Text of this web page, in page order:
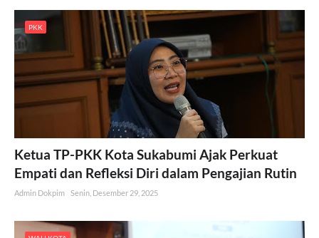
PKK
Ketua TP-PKK Kota Sukabumi Ajak Perkuat
Empati dan Refleksi Diri dalam Pengajian Rutin
Admin Dokpim Senin, Desember 29, 2025